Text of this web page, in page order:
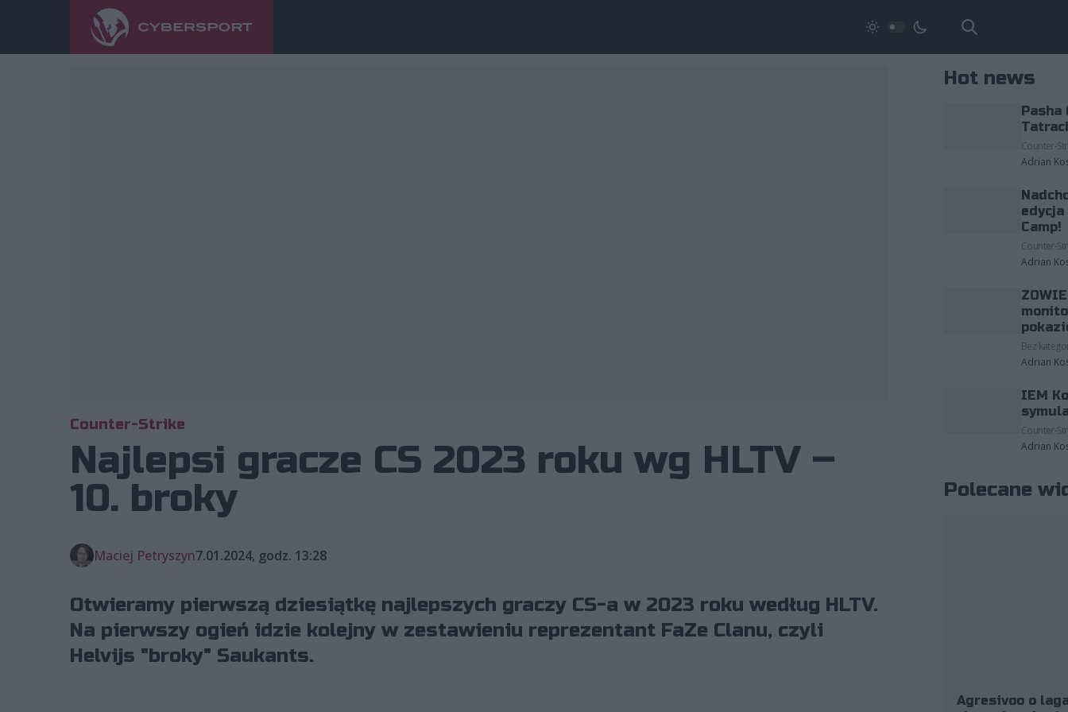
Counter-Strike
Najlepsi gracze CS 2023 roku wg HLTV –
10. broky
Maciej Petryszyn7.01.2024, godz. 13:28
Otwieramy pierwszą dziesiątkę najlepszych graczy CS-a w 2023 roku według HLTV.
Na pierwszy ogień idzie kolejny w zestawieniu reprezentant FaZe Clanu, czyli
Helvijs "⁠broky⁠" Saukants.
Hot news
Pasha
Counter-
Adrian
edycja
Camp!
Counter-
Adrian
Bez
Adrian
IEM
Counter-
Adrian
Polecane
Agresivoo o